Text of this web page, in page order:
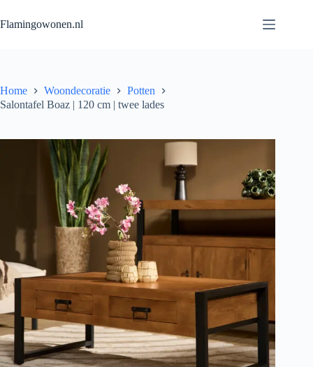
Flamingowonen.nl
Home Woondecoratie
Potten
Salontafel Boaz | 120 cm | twee lades